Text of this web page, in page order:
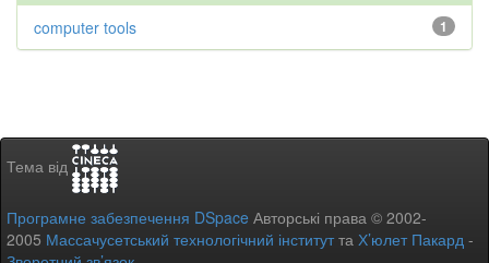
1
computer tools
Тема від
Програмне забезпечення DSpace Авторські права © 2002-
2005 Массачусетський технологічний інститутта Х’юлет Пакард -